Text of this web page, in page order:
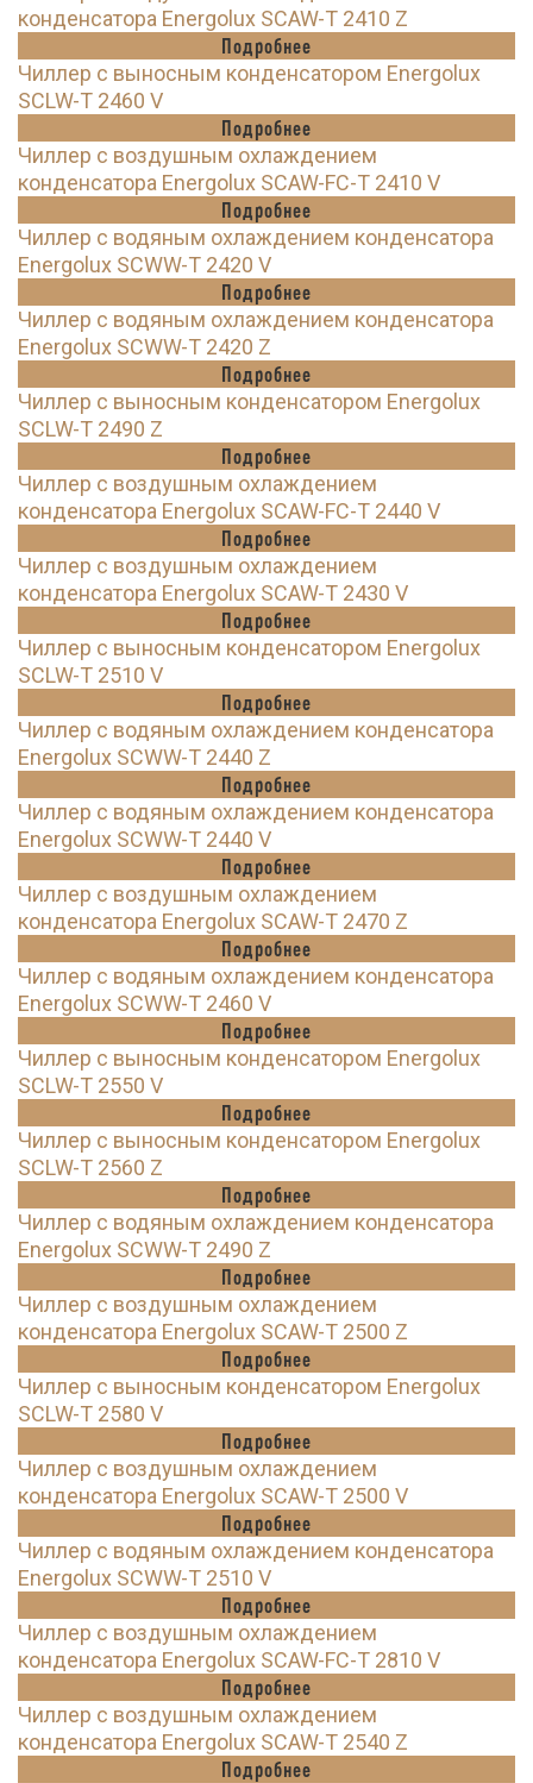
конденсатора Energolux SCAW-T 2410 Z
Подробнее
Чиллер с выносным конденсатором Energolux
SCLW-T 2460 V
Подробнее
Чиллер с воздушным охлаждением
конденсатора Energolux SCAW-FC-T 2410 V
Подробнее
Чиллер с водяным охлаждением конденсатора
Energolux SCWW-T 2420 V
Подробнее
Чиллер с водяным охлаждением конденсатора
Energolux SCWW-T 2420 Z
Подробнее
Чиллер с выносным конденсатором Energolux
SCLW-T 2490 Z
Подробнее
Чиллер с воздушным охлаждением
конденсатора Energolux SCAW-FC-T 2440 V
Подробнее
Чиллер с воздушным охлаждением
конденсатора Energolux SCAW-T 2430 V
Подробнее
Чиллер с выносным конденсатором Energolux
SCLW-T 2510 V
Подробнее
Чиллер с водяным охлаждением конденсатора
Energolux SCWW-T 2440 Z
Подробнее
Чиллер с водяным охлаждением конденсатора
Energolux SCWW-T 2440 V
Подробнее
Чиллер с воздушным охлаждением
конденсатора Energolux SCAW-T 2470 Z
Подробнее
Чиллер с водяным охлаждением конденсатора
Energolux SCWW-T 2460 V
Подробнее
Чиллер с выносным конденсатором Energolux
SCLW-T 2550 V
Подробнее
Чиллер с выносным конденсатором Energolux
SCLW-T 2560 Z
Подробнее
Чиллер с водяным охлаждением конденсатора
Energolux SCWW-T 2490 Z
Подробнее
Чиллер с воздушным охлаждением
конденсатора Energolux SCAW-T 2500 Z
Подробнее
Чиллер с выносным конденсатором Energolux
SCLW-T 2580 V
Подробнее
Чиллер с воздушным охлаждением
конденсатора Energolux SCAW-T 2500 V
Подробнее
Чиллер с водяным охлаждением конденсатора
Energolux SCWW-T 2510 V
Подробнее
Чиллер с воздушным охлаждением
конденсатора Energolux SCAW-FC-T 2810 V
Подробнее
Чиллер с воздушным охлаждением
конденсатора Energolux SCAW-T 2540 Z
Подробнее